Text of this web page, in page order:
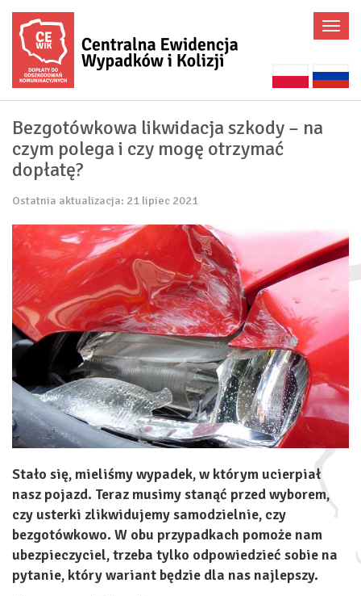
Bezgotówkowa likwidacja szkody – na
czym polega i czy mogę otrzymać
dopłatę?
Ostatnia aktualizacja: 21 lipiec 2021
Stało się, mieliśmy wypadek, w którym ucierpiał
nasz pojazd. Teraz musimy stanąć przed wyborem,
czy usterki zlikwidujemy samodzielnie, czy
bezgotówkowo. W obu przypadkach pomoże nam
ubezpieczyciel, trzeba tylko odpowiedzieć sobie na
pytanie, który wariant będzie dla nas najlepszy.